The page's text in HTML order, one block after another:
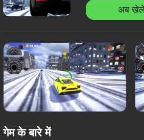
cars!
4,1 खिलाड़ियों की रेटिंग 6+
के लिए ЛЕСОПЕД ИГРЫ
अब
गेम के बारे में